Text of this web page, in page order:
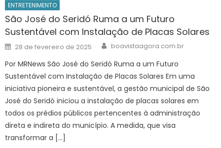
ENTRETENIMENTO
São José do Seridó Ruma a um Futuro
Sustentável com Instalação de Placas Solares
Posted
on
28 de fevereiro de 2025 Author
boavistaagora.com.br
Por MRNews São José do Seridó Ruma a um Futuro
Sustentável com Instalação de Placas Solares Em uma
iniciativa pioneira e sustentável, a gestão municipal de São
José do Seridó iniciou a instalação de placas solares em
todos os prédios públicos pertencentes à administração
direta e indireta do município. A medida, que visa
transformar a […]